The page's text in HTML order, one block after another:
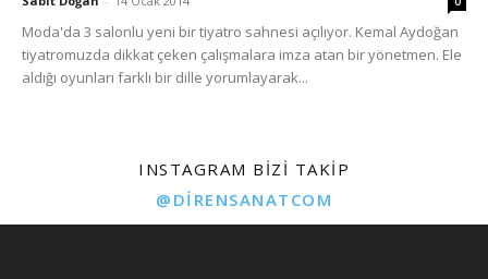
Moda'da 3 salonlu yeni bir tiyatro sahnesi açılıyor. Kemal Aydoğan
tiyatromuzda dikkat çeken çalışmalara imza atan bir yönetmen. Ele
aldığı oyunları farklı bir dille yorumlayarak...
INSTAGRAM BIZI TAKIP
@DIRENSANATCOM